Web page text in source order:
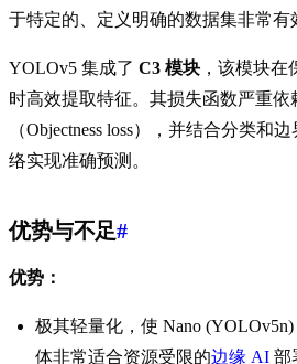
于特定的、定义明确的数据集非常有
YOLOv5 集成了 C3 模块 ，该模块
时高效提取特征。其损失函数严重依
（Objectness loss），并结合分类和
络实现准确预测。
优势与不足#
优势：
极其轻量化，使 Nano
体非常适合资源受限的边缘 AI 部